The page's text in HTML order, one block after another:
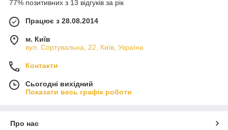
77% позитивних з 13 відгуків за рік
Працює з 28.08.2014
м. Київ
вул. Сортувальна, 22, Київ, Україна
Контакти
Сьогодні вихідний
Показати весь графік роботи
Про нас